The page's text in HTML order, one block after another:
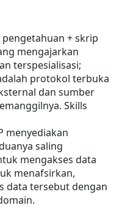
pengetahuan + skrip
mengajarkan
terspesialisasi;
protokol terbuka
dan sumber
Skills
menyediakan
saling
mengakses data
menafsirkan,
data tersebut dengan